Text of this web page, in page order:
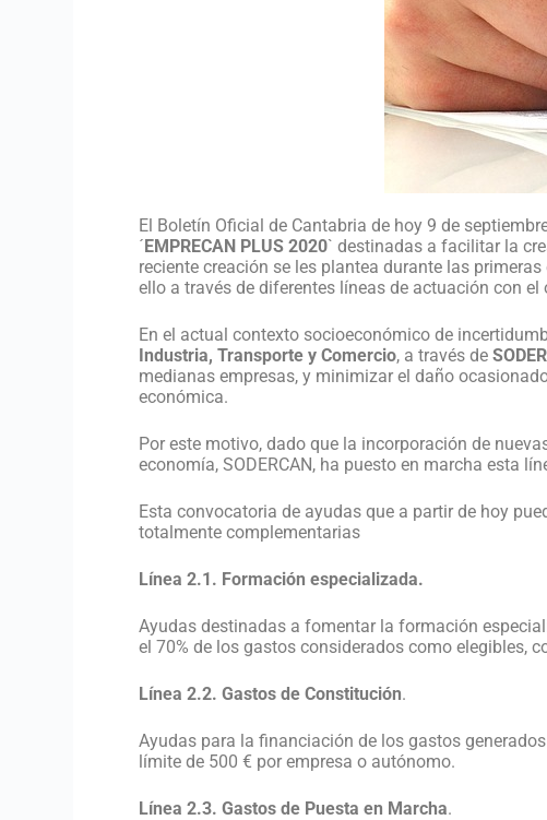
El Boletín Oficial de Cantabria de hoy 9 de
´EMPRECAN PLUS 2020` destinadas a facilitar la
reciente creación se les plantea durante las
ello a través de diferentes líneas de actuación con
En el actual contexto socioeconómico de
Industria, Transporte y Comercio, a través de
medianas empresas, y minimizar el daño
económica.
Por este motivo, dado que la incorporación de
economía, SODERCAN, ha puesto en marcha esta
Esta convocatoria de ayudas que a partir de hoy
totalmente complementarias
Línea 2.1. Formación especializada.
Ayudas destinadas a fomentar la formación
el 70% de los gastos considerados como elegibles,
Línea 2.2. Gastos de Constitución.
Ayudas para la financiación de los gastos
límite de 500 € por empresa o autónomo.
Línea 2.3. Gastos de Puesta en Marcha.